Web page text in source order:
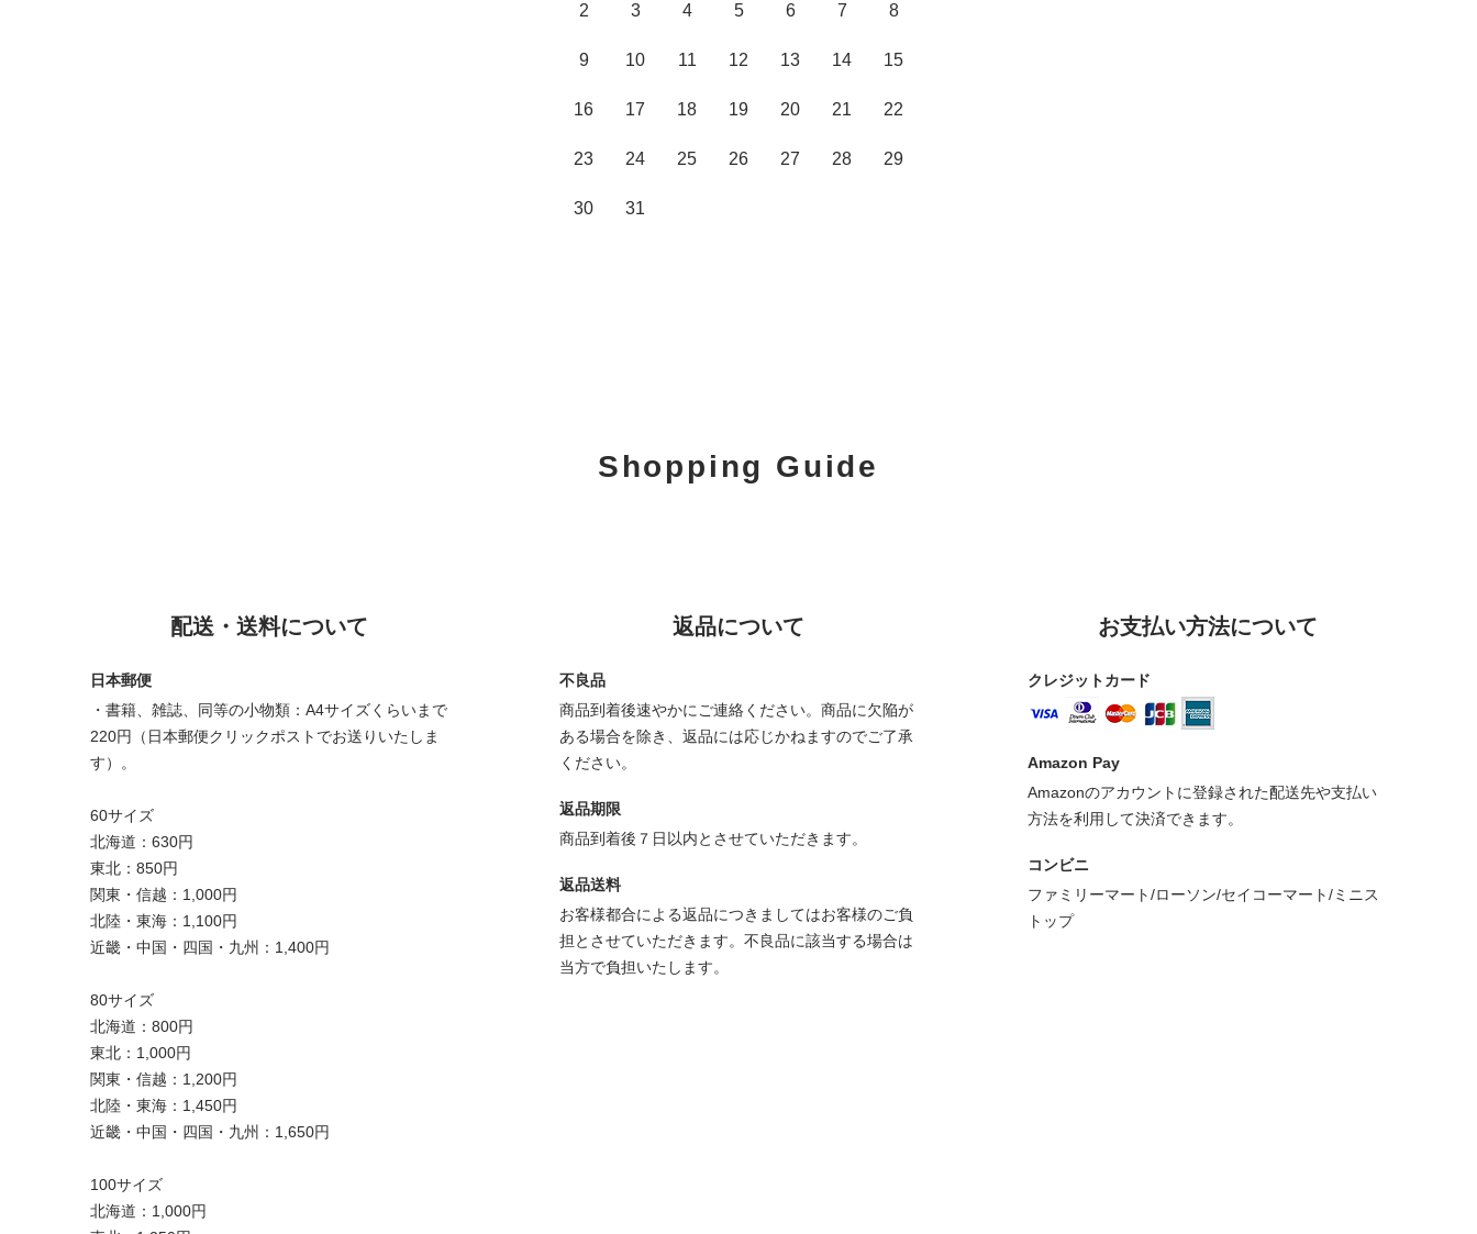
2 3 4 5 6 7 8
9 10 11 12 13 14 15
16 17 18 19 20 21 22
23 24 25 26 27 28 29
30 31
Shopping Guide
配送・送料について
日本郵便
・書籍、雑誌、同等の小物類：A4サイズくらいまで
220円（日本郵便クリックポストでお送りいたしま
す）。
60サイズ
北海道：630円
東北：850円
関東・信越：1,000円
北陸・東海：1,100円
近畿・中国・四国・九州：1,400円
80サイズ
北海道：800円
東北：1,000円
関東・信越：1,200円
北陸・東海：1,450円
近畿・中国・四国・九州：1,650円
100サイズ
北海道：1,000円
返品について
不良品
商品到着後速やかにご連絡ください。商品に欠陥が
ある場合を除き、返品には応じかねますのでご了承
ください。
返品期限
商品到着後７日以内とさせていただきます。
返品送料
お客様都合による返品につきましてはお客様のご負
担とさせていただきます。不良品に該当する場合は
当方で負担いたします。
お支払い方法について
クレジットカード
Amazon Pay
Amazonのアカウントに登録された配送先や支払い
方法を利用して決済できます。
コンビニ
ファミリーマート/ローソン/セイコーマート/ミニス
トップ